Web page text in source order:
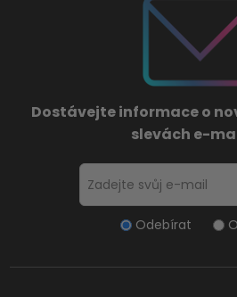
Dostávejte informace o
slevách e-
Odebírat